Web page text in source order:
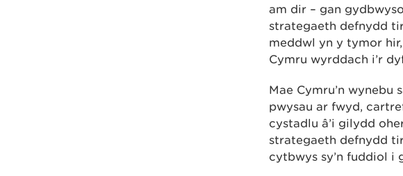
am dir – gan
strategaeth defnydd
meddwl yn y tymor
Cymru wyrddach i’r
Mae Cymru’n
pwysau ar fwyd,
cystadlu â’i gilydd
strategaeth defnydd
cytbwys sy’n fuddiol i